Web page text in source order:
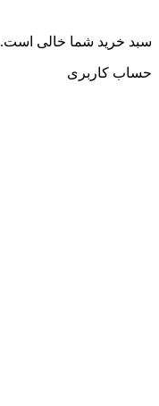
سبد خرید شما خالی است.
حساب کاربری